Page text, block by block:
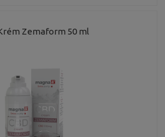
Zemaform 50 ml